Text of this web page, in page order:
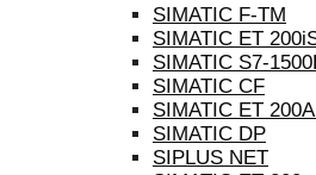
SIMATIC F-TM
SIMATIC ET
SIMATIC S7-
SIMATIC CF
SIMATIC ET
SIMATIC DP
SIPLUS NET